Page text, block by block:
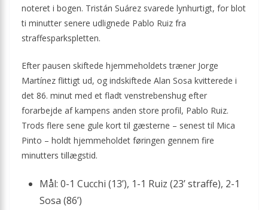
noteret i bogen. Tristán Suárez svarede lynhurtigt, for blot
ti minutter senere udlignede Pablo Ruiz fra
straffesparkspletten.
Efter pausen skiftede hjemmeholdets træner Jorge
Martínez flittigt ud, og indskiftede Alan Sosa kvitterede i
det 86. minut med et fladt venstrebenshug efter
forarbejde af kampens anden store profil, Pablo Ruiz.
Trods flere sene gule kort til gæsterne – senest til Mica
Pinto – holdt hjemmeholdet føringen gennem fire
minutters tillægstid.
Mål: 0-1 Cucchi (13’), 1-1 Ruiz (23’ straffe), 2-1
Sosa (86’)